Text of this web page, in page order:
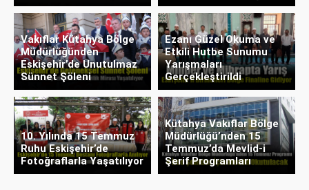
Vakıflar Kütahya Bölge
Müdürlüğünden
Eskişehir’de Unutulmaz
Sünnet Şöleni
Ezanı Güzel Okuma ve
Etkili Hutbe Sunumu
Yarışmaları
Gerçekleştirildi
10. Yılında 15 Temmuz
Ruhu Eskişehir’de
Fotoğraflarla Yaşatılıyor
Kütahya Vakıflar Bölge
Müdürlüğü’nden 15
Temmuz’da Mevlid-i
Şerif Programları